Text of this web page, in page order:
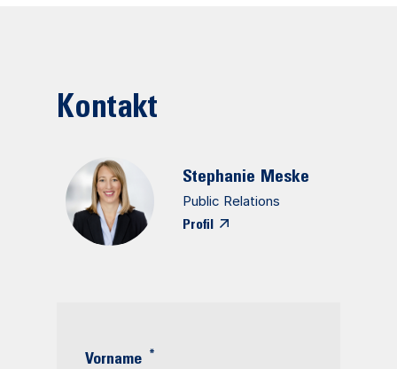
Kontakt
Stephanie Meske
Public Relations
Profil
Vorname *